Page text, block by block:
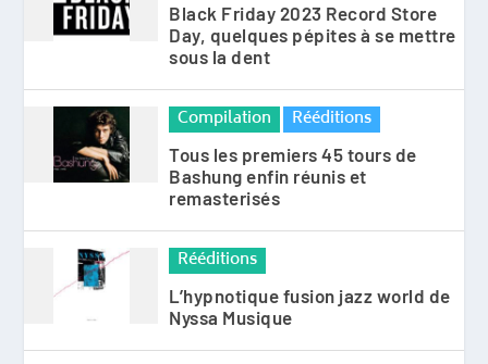
Black Friday 2023 Record Store
Day, quelques pépites à se mettre
sous la dent
Compilation Rééditions
Tous les premiers 45 tours de
Bashung enfin réunis et
remasterisés
Rééditions
L’hypnotique fusion jazz world de
Nyssa Musique